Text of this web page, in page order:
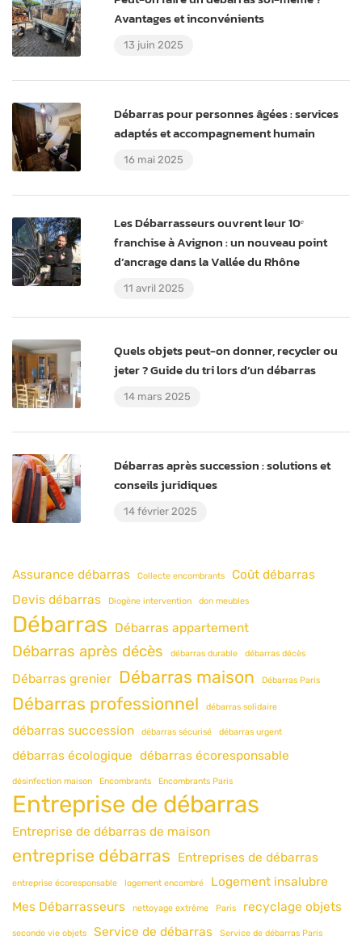
Avantages et inconvénients
13 juin 2025
Débarras pour personnes âgées : services
adaptés et accompagnement humain
16 mai 2025
Les Débarrasseurs ouvrent leur 10ᵉ
franchise à Avignon : un nouveau point
d’ancrage dans la Vallée du Rhône
11 avril 2025
Quels objets peut-on donner, recycler ou
jeter ? Guide du tri lors d’un débarras
14 mars 2025
Débarras après succession : solutions et
conseils juridiques
14 février 2025
Assurance débarras Collecte encombrants
Coût débarras
Devis débarras
Diogène intervention don meubles
Débarras Débarras appartement
Débarras après décès débarras durable débarras décès
Débarras grenier Débarras maison Débarras Paris
Débarras professionnel débarras solidaire
débarras succession débarras sécurisé débarras urgent
débarras écologique débarras écoresponsable
désinfection maison Encombrants Encombrants Paris
Entreprise de débarras
Entreprise de débarras de maison
entreprise débarras Entreprises de débarras
entreprise écoresponsable logement encombré
Logement insalubre
Mes Débarrasseurs
nettoyage extrême Paris recyclage objets
seconde vie objets Service de débarras Service de débarras Paris